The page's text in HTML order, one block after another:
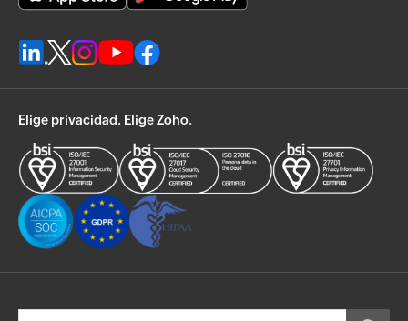
Elige privacidad. Elige Zoho.